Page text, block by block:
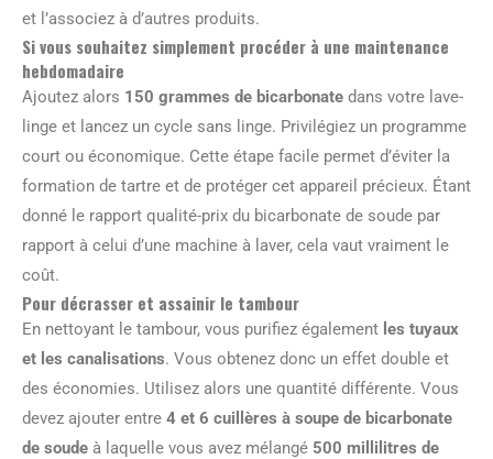
et l’associez à d’autres produits.
Si vous souhaitez simplement procéder à une maintenance
hebdomadaire
Ajoutez alors 150 grammes de bicarbonate dans votre lave-
linge et lancez un cycle sans linge. Privilégiez un programme
court ou économique. Cette étape facile permet d’éviter la
formation de tartre et de protéger cet appareil précieux. Étant
donné le rapport qualité-prix du bicarbonate de soude par
rapport à celui d’une machine à laver, cela vaut vraiment le
coût.
Pour décrasser et assainir le tambour
En nettoyant le tambour, vous purifiez également les tuyaux
et les canalisations. Vous obtenez donc un effet double et
des économies. Utilisez alors une quantité différente. Vous
devez ajouter entre 4 et 6 cuillères à soupe de bicarbonate
de soude à laquelle vous avez mélangé 500 millilitres de